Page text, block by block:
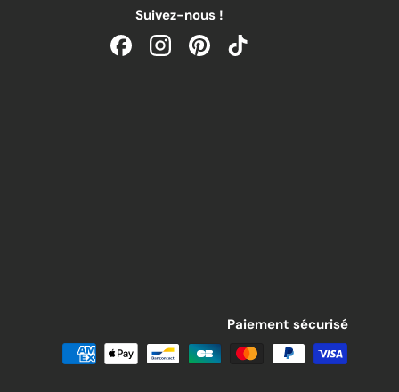
Suivez-nous !
FacebookInstagramPinterestTikTok
Paiement sécurisé